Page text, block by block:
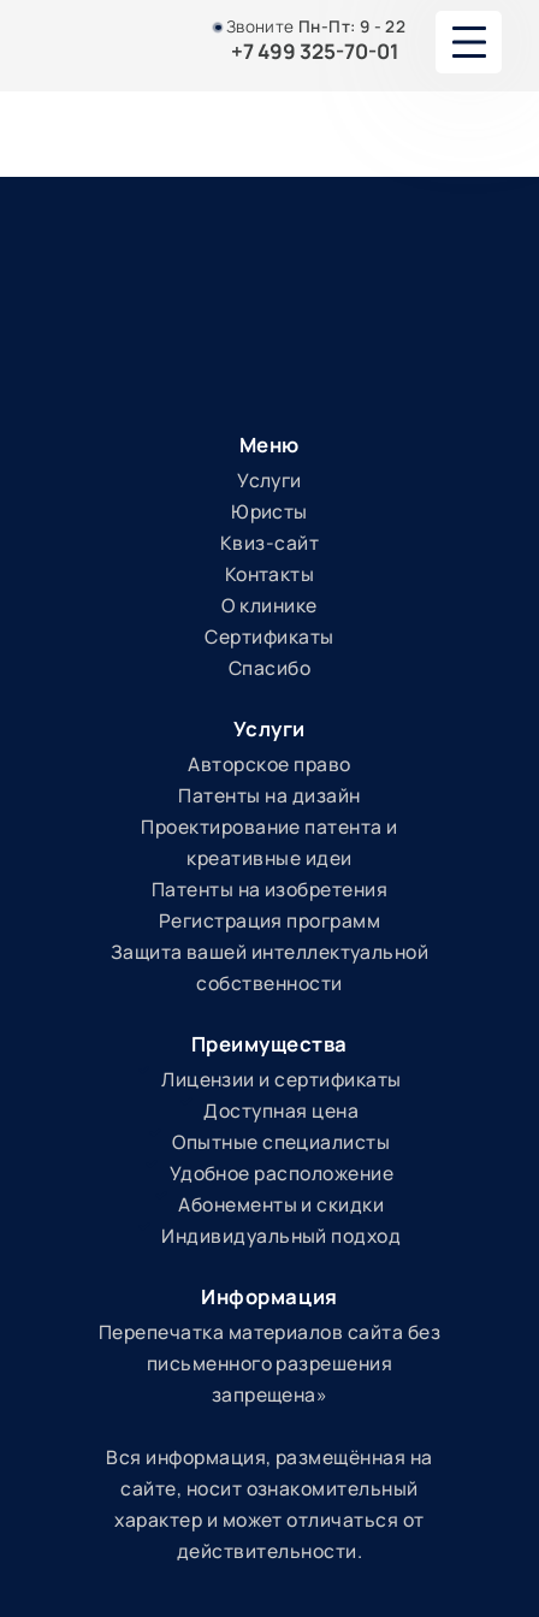
Звоните Пн-Пт: 9 - 22
+7 499 325-70-01
Меню
Услуги
Юристы
Квиз-сайт
Контакты
О клинике
Сертификаты
Спасибо
Услуги
Авторское право
Патенты на дизайн
Проектирование патента и
креативные идеи
Патенты на изобретения
Регистрация программ
Защита вашей интеллектуальной
собственности
Преимущества
Лицензии и сертификаты
Доступная цена
Опытные специалисты
Удобное расположение
Абонементы и скидки
Индивидуальный подход
Информация
Перепечатка материалов сайта без
письменного разрешения
запрещена»
Вся информация, размещённая на
сайте, носит ознакомительный
характер и может отличаться от
действительности.